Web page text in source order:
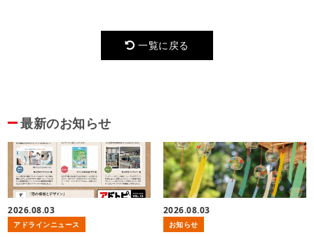
一覧に戻る
最新のお知らせ
2026.08.03
アドラインニュース
2026.08.03
お知らせ